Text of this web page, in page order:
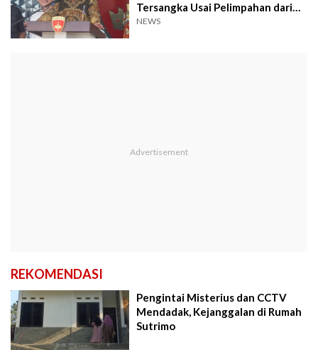
Tersangka Usai Pelimpahan dari
Polri
NEWS
REKOMENDASI
Pengintai Misterius dan CCTV
Mendadak, Kejanggalan di Rumah
Sutrimo